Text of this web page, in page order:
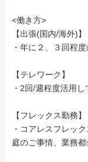
<働き方>
【出張(国内/海外)】
・年に２、３回程
【テレワーク】
・2回/週程度活用し
【フレックス勤務】
・コアレスフレッ
庭のご事情、業務